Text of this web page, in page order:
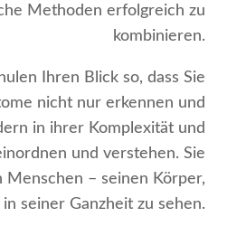
Methoden erfolgreich zu
kombinieren.
Ihren Blick so, dass Sie
nicht nur erkennen und
in ihrer Komplexität und
und verstehen. Sie
Menschen – seinen Körper,
seiner Ganzheit zu sehen.